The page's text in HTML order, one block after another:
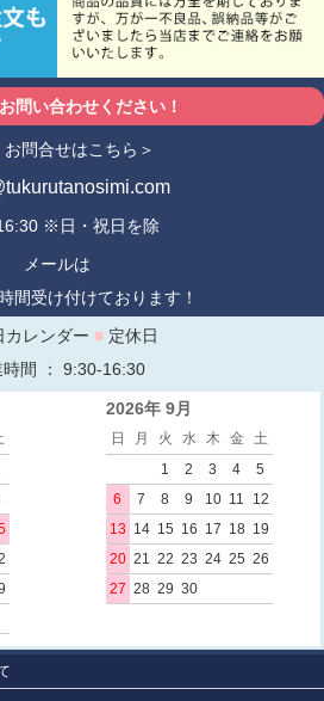
問い合わせください！
お問合せはこちら＞
※日・祝日を除
メールは
間受け付けております！
カレンダー ■ 定休日
時間 ： 9:30-16:30
2026年 9月
日 月 火 水 木 金
土
1
2 3 4
5
6
7 8 9 10 11
12
13 14 15 16 17 18 19
20 21 22 23 24 25 26
27 28 29 30